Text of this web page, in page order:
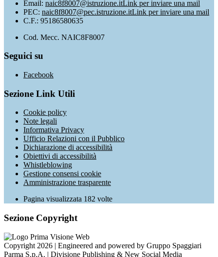
Email: naic8f8007@istruzione.itLink per inviare una mail
PEC: naic8f8007@pec.istruzione.itLink per inviare una mail
C.F.: 95186580635
Cod. Mecc. NAIC8F8007
Seguici su
Facebook
Sezione Link Utili
Cookie policy
Note legali
Informativa Privacy
Ufficio Relazioni con il Pubblico
Dichiarazione di accessibilità
Obiettivi di accessibilità
Whistleblowing
Gestione consensi cookie
Amministrazione trasparente
Pagina visualizzata 182 volte
Sezione Copyright
Copyright 2026 | Engineered and powered by Gruppo Spaggiari
Parma S.p.A. | Divisione Publishing & New Social Media